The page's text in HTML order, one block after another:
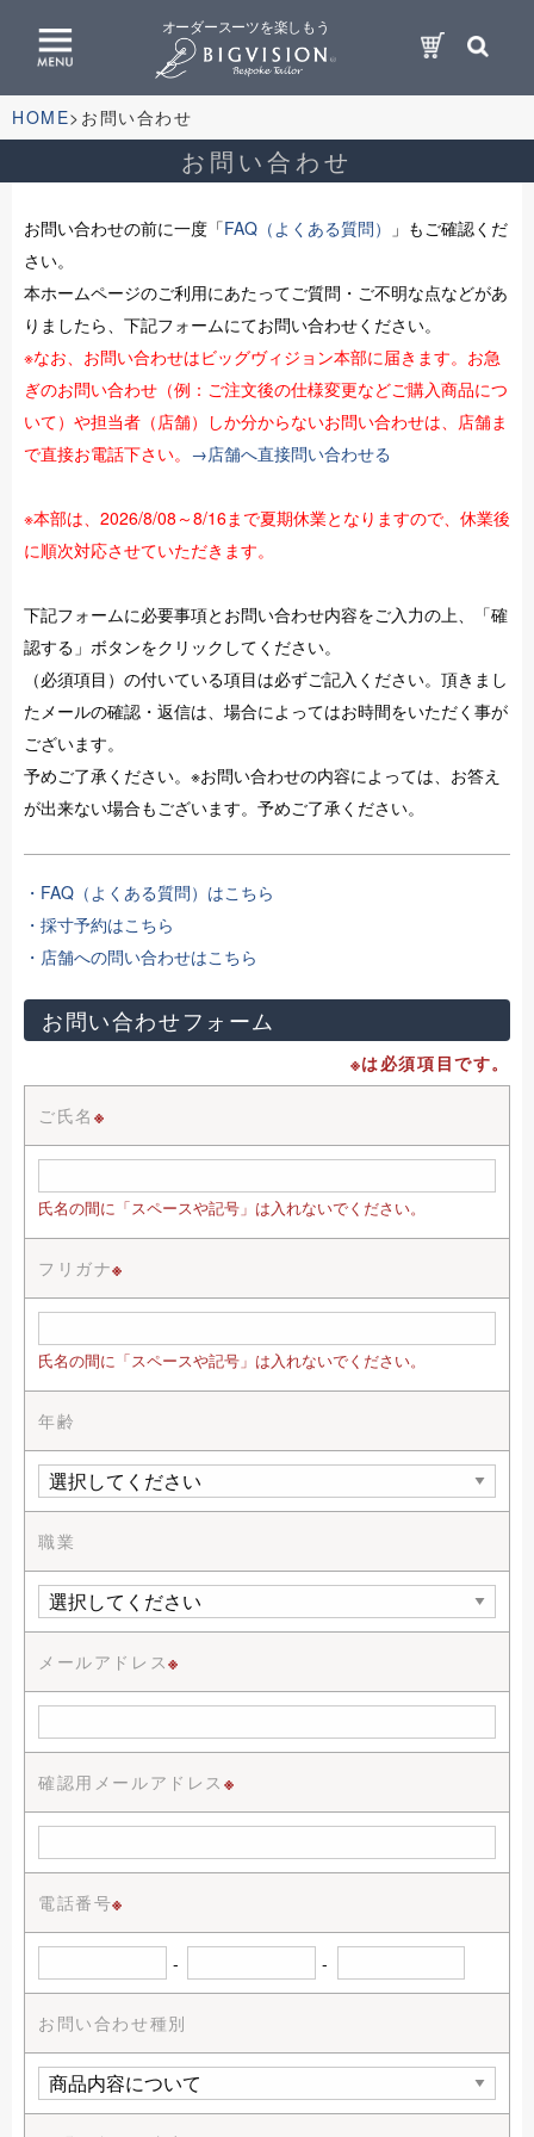
オーダースーツを楽しもう
HOME お問い合わせ
お問い合わせ
お問い合わせの前に一度「FAQ（よくある質問）
」もご確認くだ
さい。
本ホームページのご利用にあたってご質問・ご不明な点などがあ
りましたら、下記フォームにてお問い合わせください。
※なお、お問い合わせはビッグヴィジョン本部に届きます。お急
ぎのお問い合わせ（例：ご注文後の仕様変更などご購入商品につ
いて）や担当者（店舗）しか分からないお問い合わせは、店舗ま
で直接お電話下さい。 →店舗へ直接問い合わせる
※本部は、2026/8/08～8/16まで夏期休業となりますので、休業後
に順次対応させていただきます。
下記フォームに必要事項とお問い合わせ内容をご入力の上、「確
認する」ボタンをクリックしてください。
（必須項目）の付いている項目は必ずご記入ください。頂きまし
たメールの確認・返信は、場合によってはお時間をいただく事が
ございます。
予めご了承ください。※お問い合わせの内容によっては、お答え
が出来ない場合もございます。予めご了承ください。
・FAQ（よくある質問）はこちら
・採寸予約はこちら
・店舗への問い合わせはこちら
お問い合わせフォーム
※は必須項目です。
ご氏名 ※
氏名の間に「スペースや記号」は入れないでください。
フリガナ※
氏名の間に「スペースや記号」は入れないでください。
年齢
職業
メールアドレス※
確認用メールアドレス ※
電話番号※
- -
お問い合わせ種別